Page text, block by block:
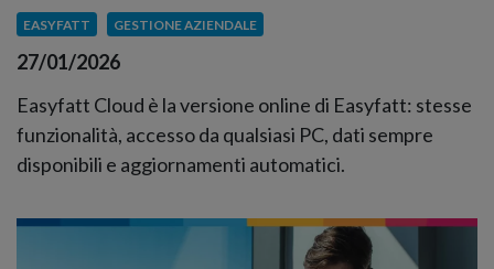
EASYFATT GESTIONE AZIENDALE
27/01/2026
Easyfatt Cloud è la versione online di Easyfatt: stesse
funzionalità, accesso da qualsiasi PC, dati sempre
disponibili e aggiornamenti automatici.